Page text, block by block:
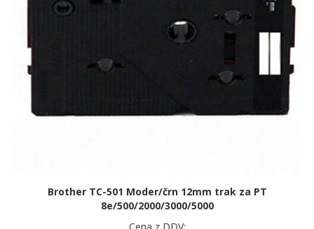
Brother TC-501 Moder/črn 12mm trak za PT
8e/500/2000/3000/5000